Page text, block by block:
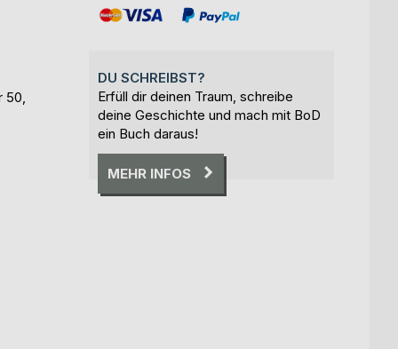
DU SCHREIBST?
Erfüll dir deinen Traum, schreibe
deine Geschichte und mach mit BoD
ein Buch daraus!
MEHR INFOS